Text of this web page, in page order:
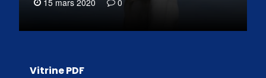
Vitrine PDF